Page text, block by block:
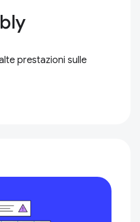
prestazioni sulle